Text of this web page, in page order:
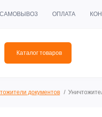
САМОВЫВОЗ ОПЛАТА
Каталог товаров
документов